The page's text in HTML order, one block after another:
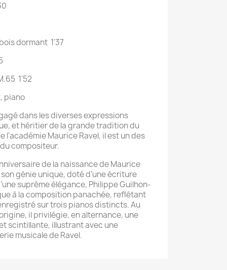
dormant 1'37
1'52
piano
dans les diverses expressions
et héritier de la grande tradition du
l’académie Maurice Ravel, il est un des
compositeur.
de la naissance de Maurice
génie unique, doté d’une écriture
suprême élégance, Philippe Guilhon-
à la composition panachée, reflétant
sur trois pianos distincts. Au
il privilégie, en alternance, une
scintillante, illustrant avec une
musicale de Ravel.